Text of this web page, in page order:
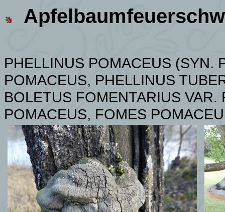
PHELLINUS POMACEUS (SYN.
POMACEUS, PHELLINUS
BOLETUS FOMENTARIUS VAR.
POMACEUS, FOMES